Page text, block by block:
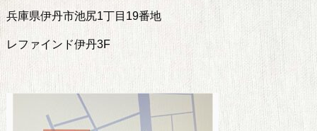
兵庫県伊丹市池尻1丁目19番地
レファインド伊丹3F